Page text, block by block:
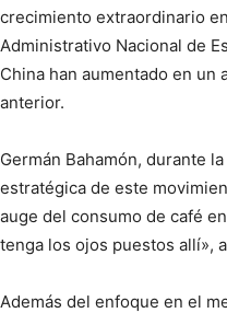
crecimiento extraordinario
Administrativo Nacional de
China han aumentado en un
anterior.
Germán Bahamón, durante
estratégica de este
auge del consumo de café
tenga los ojos puestos allí»,
Además del enfoque en el